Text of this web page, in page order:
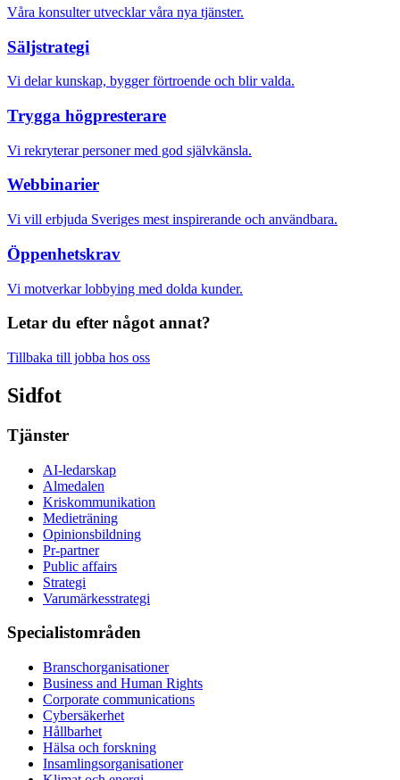
Våra konsulter utvecklar våra nya tjänster.
Säljstrategi
Vi delar kunskap, bygger förtroende och blir valda.
Trygga högpresterare
Vi rekryterar personer med god självkänsla.
Webbinarier
Vi vill erbjuda Sveriges mest inspirerande och användbara.
Öppenhetskrav
Vi motverkar lobbying med dolda kunder.
Letar du efter något annat?
Tillbaka till jobba hos oss
Sidfot
Tjänster
AI-ledarskap
Almedalen
Kris­kommunikation
Medieträning
Opinionsbildning
Pr-partner
Public affairs
Strategi
Varumärkesstrategi
Specialistområden
Branschorganisationer
Business and Human Rights
Corporate communications
Cybersäkerhet
Hållbarhet
Hälsa och forskning
Insamlingsorganisationer